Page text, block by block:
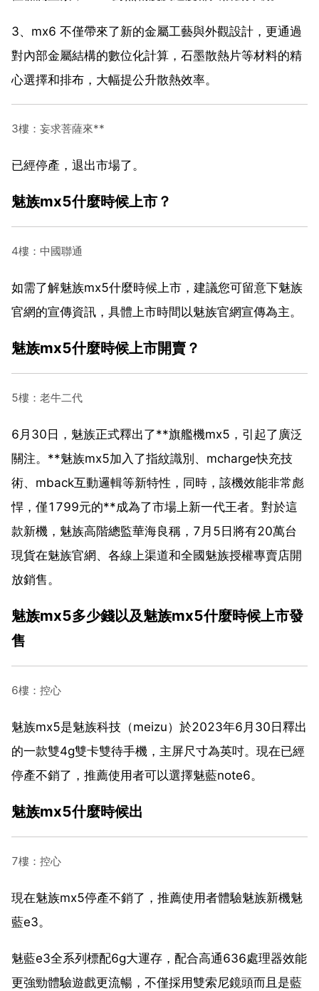
3、mx6 不僅帶來了新的金屬工藝與外觀設計，更通過
對內部金屬結構的數位化計算，石墨散熱片等材料的精
心選擇和排布，大幅提公升散熱效率。
3樓：妄求菩薩來**
已經停產，退出市場了。
魅族mx5什麼時候上市？
4樓：中國聯通
如需了解魅族mx5什麼時候上市，建議您可留意下魅族
官網的宣傳資訊，具體上市時間以魅族官網宣傳為主。
魅族mx5什麼時候上市開賣？
5樓：老牛二代
6月30日，魅族正式釋出了**旗艦機mx5，引起了廣泛
關注。**魅族mx5加入了指紋識別、mcharge快充技
術、mback互動邏輯等新特性，同時，該機效能非常彪
悍，僅1799元的**成為了市場上新一代王者。對於這
款新機，魅族高階總監華海良稱，7月5日將有20萬台
現貨在魅族官網、各線上渠道和全國魅族授權專賣店開
放銷售。
魅族mx5多少錢以及魅族mx5什麼時候上市發
售
6樓：控心
魅族mx5是魅族科技（meizu）於2023年6月30日釋出
的一款雙4g雙卡雙待手機，主屏尺寸為英吋。現在已經
停產不銷了，推薦使用者可以選擇魅藍note6。
魅族mx5什麼時候出
7樓：控心
現在魅族mx5停產不銷了，推薦使用者體驗魅族新機魅
藍e3。
魅藍e3全系列標配6g大運存，配合高通636處理器效能
更強勁體驗遊戲更流暢，不僅採用雙索尼鏡頭而且是藍